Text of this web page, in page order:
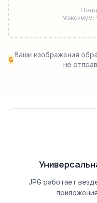
Максимум:
🔒
Ваши изображения
не
JPG работает